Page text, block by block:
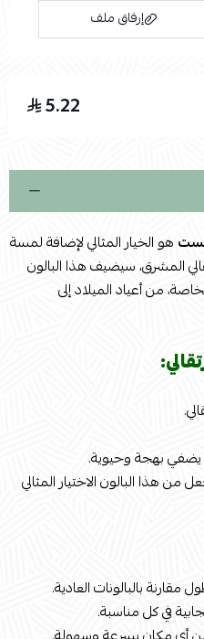
إرفاق ملف
5.22
هو الخيار المثالي لإضافة لمسة
المشرق، سيضيف هذا البالون
من أعياد الميلاد إلى
يضفي بهجة وحيوية.
هذا البالون الاختيار المثالي
بالبالونات العادية.
في كل مناسبة.